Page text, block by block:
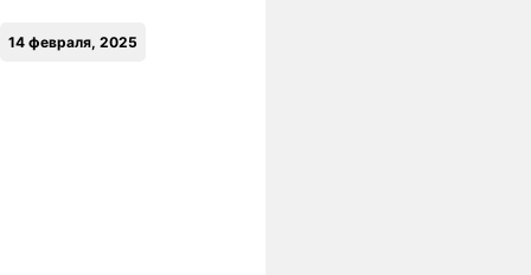
14 февраля, 2025